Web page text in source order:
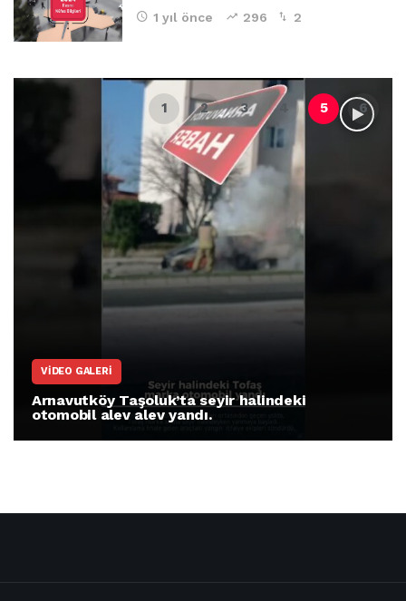
1 yıl önce 296 2
halindeki
Arnavutköy İmrahor
protesto gösterisi düzenledi